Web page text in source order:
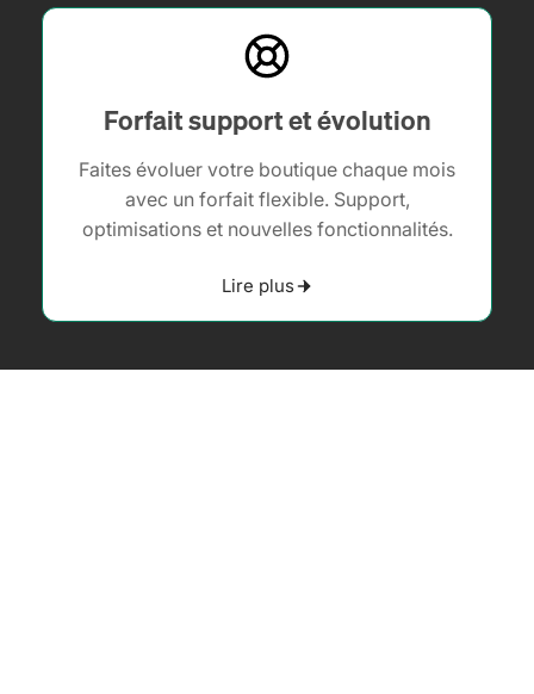
Forfait support et évolution
Faites évoluer votre boutique chaque mois
avec un forfait flexible. Support,
optimisations et nouvelles fonctionnalités.
Lire plus